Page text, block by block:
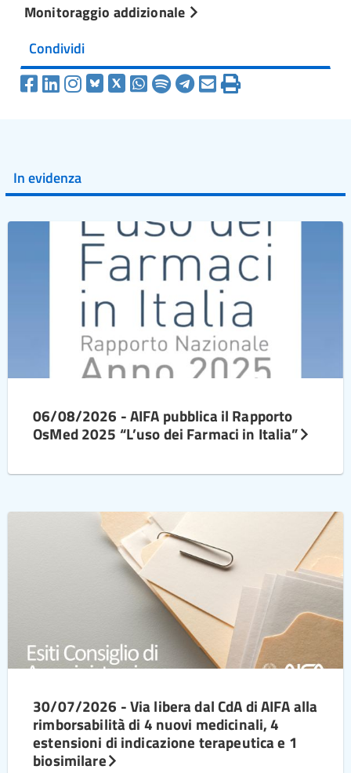
Monitoraggio addizionale
Condividi
In evidenza
06/08/2026 - AIFA pubblica il Rapporto
OsMed 2025 “L’uso dei Farmaci in Italia”
30/07/2026 - Via libera dal CdA di AIFA alla
rimborsabilità di 4 nuovi medicinali, 4
estensioni di indicazione terapeutica e 1
biosimilare